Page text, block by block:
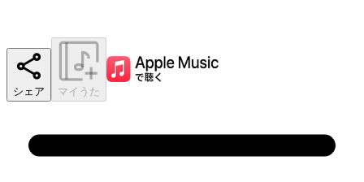
シェア マイうた